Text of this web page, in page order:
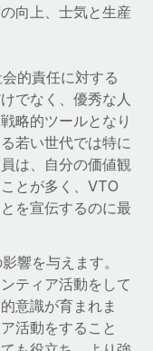
ルをRemoteに接続
プロセスを効率化す
門サポート
応
ットフォームへ統合
討する
グ
向上、士気と生産
的責任に対する
でなく、優秀な人
略的ツールとなり
若い世代では特に
は、自分の価値観
とが多く、VTO
を宣伝するのに最
響を与えます。
ティア活動をして
意識が育まれま
活動をすること